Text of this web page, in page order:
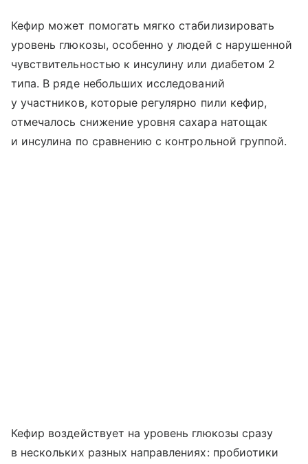
Кефир может помогать мягко стабилизировать
уровень глюкозы, особенно у людей с нарушенной
чувствительностью к инсулину или диабетом 2
типа. В ряде небольших исследований
у участников, которые регулярно пили кефир,
отмечалось снижение уровня сахара натощак
и инсулина по сравнению с контрольной группой.
Кефир воздействует на уровень глюкозы сразу
в нескольких разных направлениях: пробиотики